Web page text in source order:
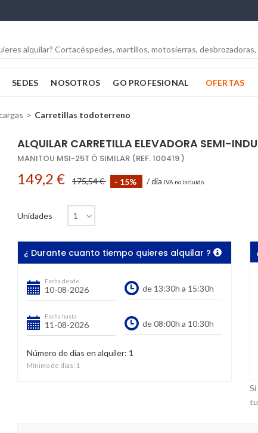
SEDES NOSOTROS GO PROFESIONAL OFERTAS
Carretillas todoterreno
ALQUILAR CARRETILLA ELEVADORA SEMI-
MANITOU MSI-25T Ó SIMILAR (REF. 100419 )
149,2 € 175,54 € - 15% / día IVA no incluido
Unidades
¿ Durante cuanto tiempo quieres alquilar ?
Fecha desde
Fecha hasta
Número de días en alquiler: 1
Mínimo de días: 1